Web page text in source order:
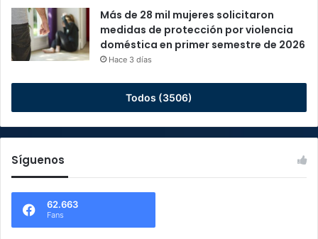
Más de 28 mil mujeres solicitaron
medidas de protección por violencia
doméstica en primer semestre de 2026
Hace 3 días
Todos (3506)
Síguenos
62.663
Fans